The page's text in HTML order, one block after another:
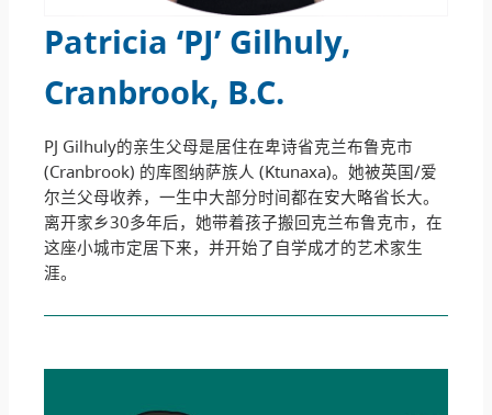
Patricia ‘PJ’ Gilhuly,
Cranbrook, B.C.
PJ Gilhuly的亲生父母是居住在卑诗省克兰布鲁克市
(Cranbrook) 的库图纳萨族人 (Ktunaxa)。她被英国/爱
尔兰父母收养，一生中大部分时间都在安大略省长大。
离开家乡30多年后，她带着孩子搬回克兰布鲁克市，在
这座小城市定居下来，并开始了自学成才的艺术家生
涯。